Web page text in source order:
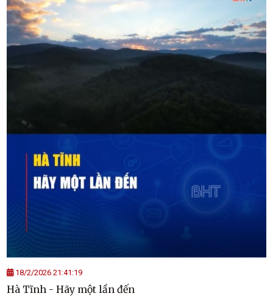
18/2/2026 21:41:19
Hà Tĩnh - Hãy một lần đến